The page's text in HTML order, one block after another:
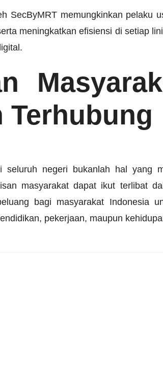
SecByMRT memungkinkan pelaku
meningkatkan efisiensi di setiap
Terhubung
seluruh negeri bukanlah hal yang
masyarakat dapat ikut terlibat
bagi masyarakat Indonesia
pekerjaan, maupun